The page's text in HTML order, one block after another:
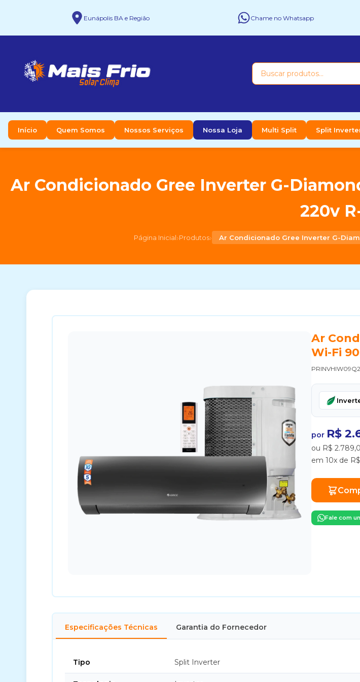
Eunápolis BA e Região Chame no Whatsapp
Início Quem Somos Nossos Serviços Nossa Loja Multi Split Split
Ar Condicionado Gree Inverter G-
220v
Página Inicial›Produtos› Ar Condicionado Gree Inverter G-
Ar
Wi-Fi
por R$
ou R$
em 10x de
Fale com
Especificações Técnicas Garantia do Fornecedor
Tipo Split Inverter